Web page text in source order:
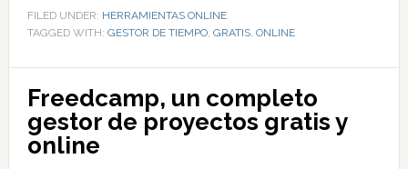
FILED UNDER: HERRAMIENTAS ONLINE
TAGGED WITH: GESTOR DE TIEMPO, GRATIS, ONLINE
Freedcamp, un completo
gestor de proyectos gratis y
online